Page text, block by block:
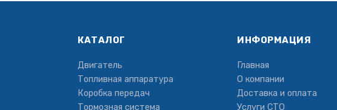
КАТАЛОГ
Двигатель
Топливная аппаратура
Коробка передач
Тормозная система
ИНФОРМАЦИЯ
Главная
О компании
Доставка и оплата
Услуги СТО